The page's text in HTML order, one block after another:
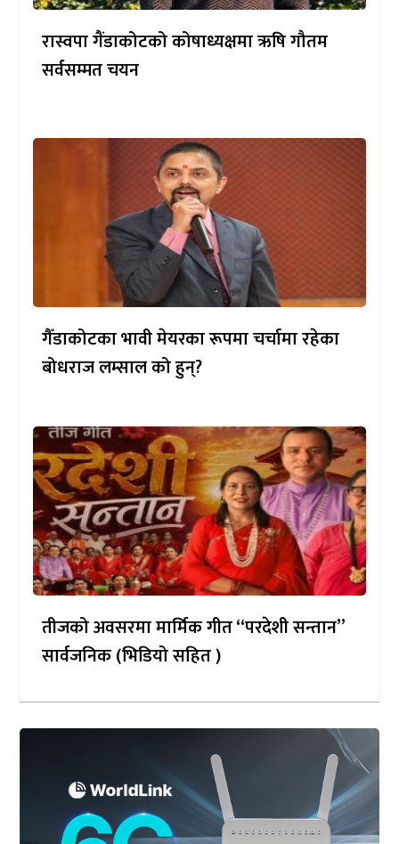
रास्वपा गैंडाकोटको कोषाध्यक्षमा ऋषि गौतम
सर्वसम्मत चयन
गैँडाकोटका भावी मेयरका रूपमा चर्चामा रहेका
बोधराज लम्साल को हुन्?
तीजको अवसरमा मार्मिक गीत “परदेशी सन्तान”
सार्वजनिक (भिडियो सहित )